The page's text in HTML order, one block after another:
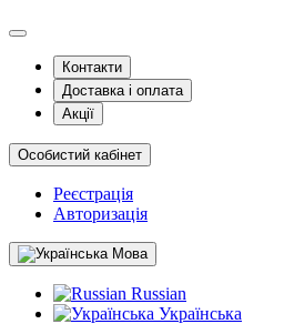
Контакти
Доставка і оплата
Акції
Особистий кабінет
Реєстрація
Авторизація
Мова
Russian
Українська